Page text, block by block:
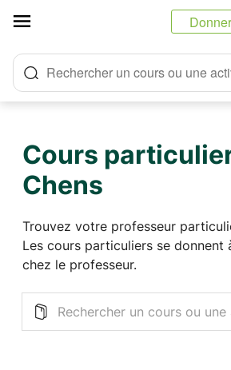
Rechercher un cours ou une
Cours
Chens
Trouvez votre professeur
Les cours particuliers se donnent
chez le professeur.